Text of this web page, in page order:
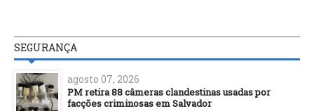
SEGURANÇA
agosto 07, 2026
PM retira 88 câmeras clandestinas usadas por
facções criminosas em Salvador